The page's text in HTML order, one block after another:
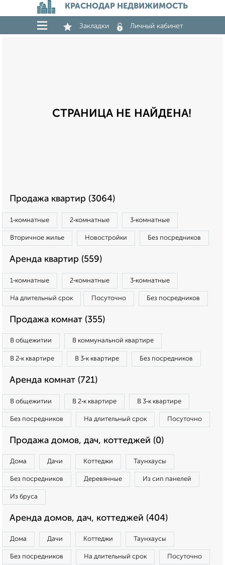
КРАСНОДАР НЕДВИЖИМОСТЬ
Закладки Личный кабинет
СТРАНИЦА НЕ НАЙДЕНА!
Продажа квартир (3064)
1‑комнатные 2‑комнатные 3‑комнатные
Вторичное жилье Новостройки Без посредников
Аренда квартир (559)
1‑комнатные 2‑комнатные 3‑комнатные
На длительный срок Посуточно Без посредников
Продажа комнат (355)
В общежитии В коммунальной квартире
В 2‑к квартире В 3‑к квартире Без посредников
Аренда комнат (721)
В общежитии В 2‑к квартире В 3‑к квартире
Без посредников На длительный срок Посуточно
Продажа домов, дач, коттеджей (0)
Дома Дачи Коттеджи Таунхаусы
Без посредников Деревянные Из сип панелей
Из бруса
Аренда домов, дач, коттеджей (404)
Дома Дачи Коттеджи Таунхаусы
Без посредников На длительный срок Посуточно